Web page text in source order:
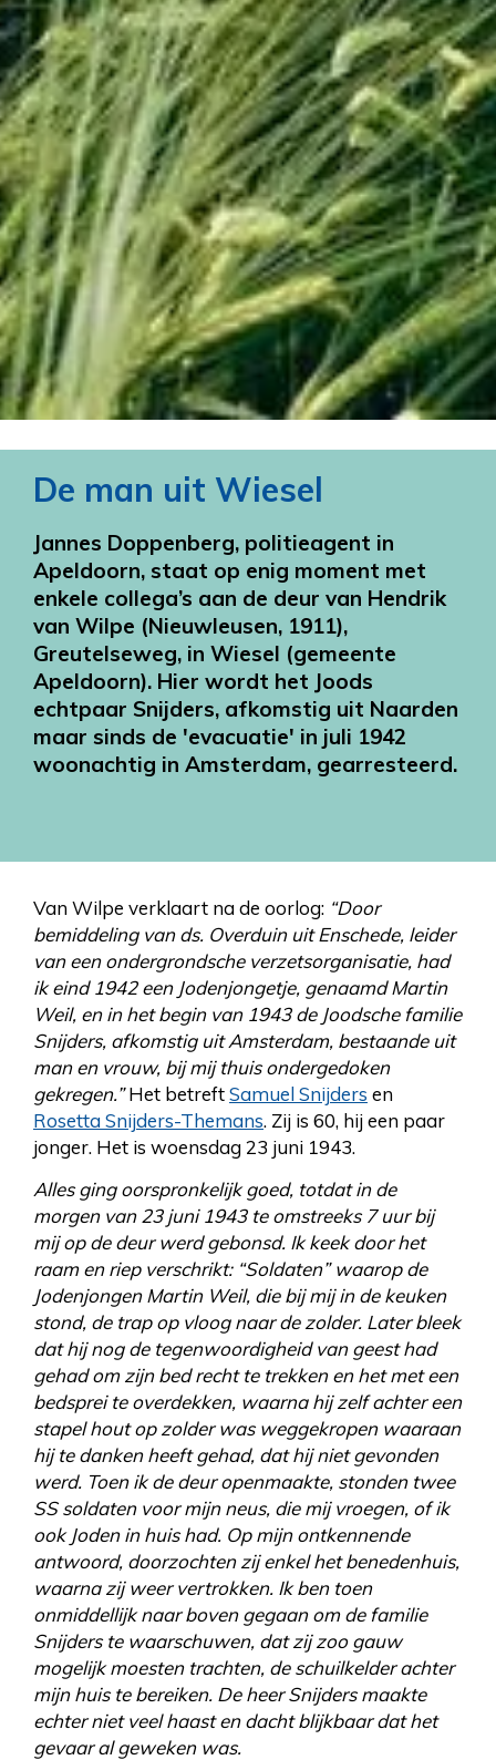
De man uit Wiesel
Jannes Doppenberg, politieagent in
Apeldoorn, staat op enig moment met
enkele collega’s aan de deur van Hendrik
van Wilpe (Nieuwleusen, 1911),
Greutelseweg, in Wiesel (gemeente
Apeldoorn). Hier wordt het Joods
echtpaar Snijders, afkomstig uit Naarden
maar sinds de 'evacuatie' in juli 1942
woonachtig in Amsterdam, gearresteerd.
Van Wilpe verklaart na de oorlog: “Door
bemiddeling van ds. Overduin uit Enschede, leider
van een ondergrondsche verzetsorganisatie, had
ik eind 1942 een Jodenjongetje, genaamd Martin
Weil, en in het begin van 1943 de Joodsche familie
Snijders, afkomstig uit Amsterdam, bestaande uit
man en vrouw, bij mij thuis ondergedoken
gekregen.”Het betreftSamuel Snijders en
Rosetta Snijders-Themans. Zij is 60, hij een paar
jonger. Het is woensdag 23 juni 1943.
Alles ging oorspronkelijk goed, totdat in de
morgen van 23 juni 1943 te omstreeks 7 uur bij
mij op de deur werd gebonsd. Ik keek door het
raam en riep verschrikt: “Soldaten” waarop de
Jodenjongen Martin Weil, die bij mij in de keuken
stond, de trap op vloog naar de zolder. Later bleek
dat hij nog de tegenwoordigheid van geest had
gehad om zijn bed recht te trekken en het met een
bedsprei te overdekken, waarna hij zelf achter een
stapel hout op zolder was weggekropen waaraan
hij te danken heeft gehad, dat hij niet gevonden
werd. Toen ik de deur openmaakte, stonden twee
SS soldaten voor mijn neus, die mij vroegen, of ik
ook Joden in huis had. Op mijn ontkennende
antwoord, doorzochten zij enkel het benedenhuis,
waarna zij weer vertrokken. Ik ben toen
onmiddellijk naar boven gegaan om de familie
Snijders te waarschuwen, dat zij zoo gauw
mogelijk moesten trachten, de schuilkelder achter
mijn huis te bereiken. De heer Snijders maakte
echter niet veel haast en dacht blijkbaar dat het
gevaar al geweken was.